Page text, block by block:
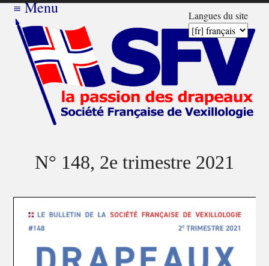
Langues du site
≡Menu
N° 148, 2e trimestre 2021